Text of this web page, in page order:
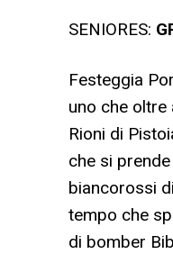
SENIORES:
Festeggia
uno che oltre
Rioni di
che si
biancorossi
tempo che
di bomber